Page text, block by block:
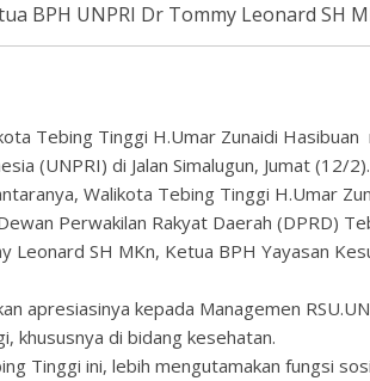
BPH UNPRI Dr Tommy Leonard SH
Tebing Tinggi H.Umar Zunaidi
(UNPRI) di Jalan Simalugun, Jumat (12/2).
Walikota Tebing Tinggi H.Umar
Perwakilan Rakyat Daerah (DPRD)
Leonard SH MKn, Ketua BPH Yayasan
apresiasinya kepada Managemen
khususnya di bidang kesehatan.
Tinggi ini, lebih mengutamakan fungsi